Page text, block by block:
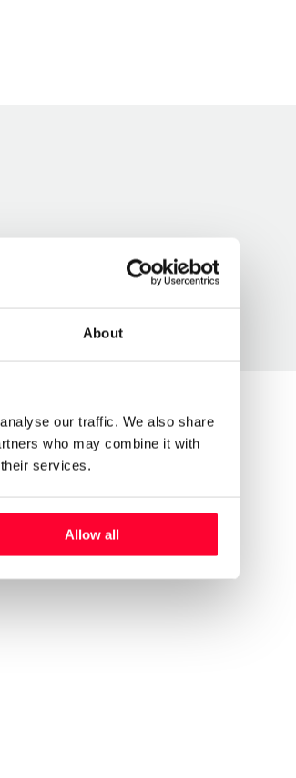
About
our traffic. We also share
who may combine it with
services.
Allow all